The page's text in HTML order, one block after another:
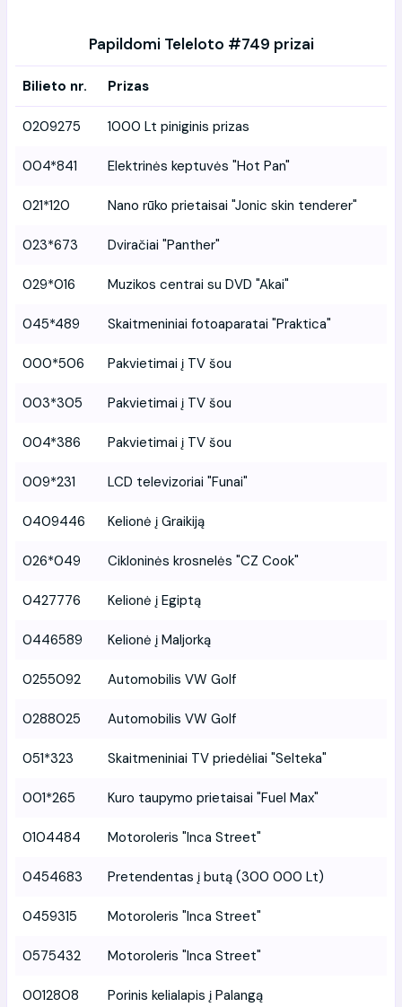
Papildomi Teleloto #749 prizai
Bilieto nr. Prizas
0209275 1000 Lt piniginis prizas
004*841 Elektrinės keptuvės "Hot Pan"
021*120 Nano rūko prietaisai "Jonic skin tenderer"
023*673 Dviračiai "Panther"
029*016 Muzikos centrai su DVD "Akai"
045*489 Skaitmeniniai fotoaparatai "Praktica"
000*506 Pakvietimai į TV šou
003*305 Pakvietimai į TV šou
004*386 Pakvietimai į TV šou
009*231 LCD televizoriai "Funai"
0409446 Kelionė į Graikiją
026*049 Cikloninės krosnelės "CZ Cook"
0427776 Kelionė į Egiptą
0446589 Kelionė į Maljorką
0255092 Automobilis VW Golf
0288025 Automobilis VW Golf
051*323 Skaitmeniniai TV priedėliai "Selteka"
001*265 Kuro taupymo prietaisai "Fuel Max"
0104484 Motoroleris "Inca Street"
0454683 Pretendentas į butą (300 000 Lt)
0459315 Motoroleris "Inca Street"
0575432 Motoroleris "Inca Street"
0012808 Porinis kelialapis į Palangą